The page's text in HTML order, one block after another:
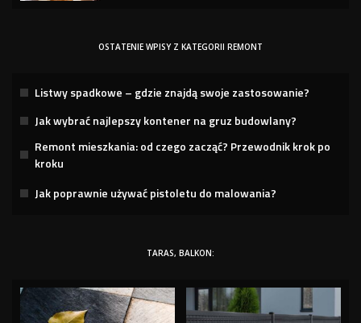
OSTATENIE WPISY Z KATEGORII REMONT
Listwy spadkowe – gdzie znajdą swoje zastosowanie?
Jak wybrać najlepszy kontener na gruz budowlany?
Remont mieszkania: od czego zacząć? Przewodnik krok po
kroku
Jak poprawnie używać pistoletu do malowania?
TARAS, BALKON: